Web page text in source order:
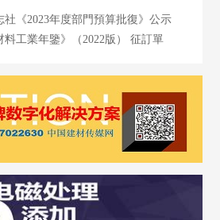
《2023年度部門預算批復》公示
工業年鑒》（2022版） 征訂單